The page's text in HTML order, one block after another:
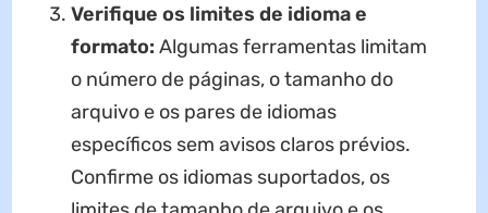
Verifique os limites de idioma e
formato: Algumas ferramentas limitam
o número de páginas, o tamanho do
arquivo e os pares de idiomas
específicos sem avisos claros prévios.
Confirme os idiomas suportados, os